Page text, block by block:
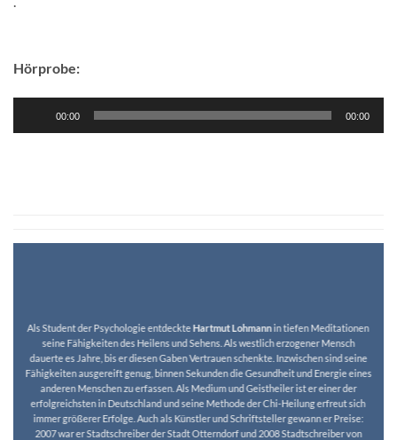
Hörprobe:
Player
00:00 00:00
Als Student der Psychologie entdeckte Hartmut Lohmannin tiefen Meditationen
seine Fähigkeiten des Heilens und Sehens. Als westlich erzogener Mensch
dauerte es Jahre, bis er diesen Gaben Vertrauen schenkte. Inzwischen sind seine
Fähigkeiten ausgereift genug, binnen Sekunden die Gesundheit und Energie eines
anderen Menschen zu erfassen. Als Medium und Geistheiler ist er einer der
erfolgreichsten in Deutschland und seine Methode der Chi-Heilung erfreut sich
immer größerer Erfolge. Auch als Künstler und Schriftsteller gewann er Preise:
2007 war er Stadtschreiber der Stadt Otterndorf und 2008 Stadtschreiber von